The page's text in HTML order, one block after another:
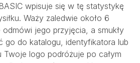
wpisuje się w tę statystykę
Waży zaledwie około 6
jego przyjęcia, a smukły
go do katalogu, identyfikatora lub
Twoje logo podróżuje po całym